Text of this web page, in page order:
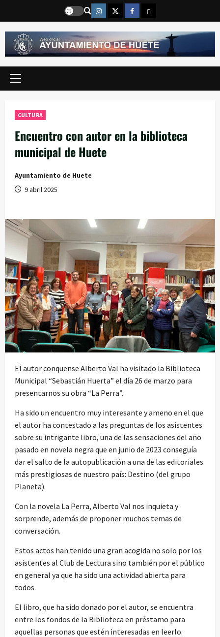
contenido
Instragram
TwitterFacebook
Email
Menú
CULTURA
Encuentro con autor en la biblioteca
municipal de Huete
Ayuntamiento de Huete
9 abril 2025
El autor conquense Alberto Val ha visitado la Biblioteca
Municipal “Sebastián Huerta” el día 26 de marzo para
presentarnos su obra “La Perra”.
Ha sido un encuentro muy interesante y ameno en el que
el autor ha contestado a las preguntas de los asistentes
sobre su intrigante libro, una de las sensaciones del año
pasado en novela negra que en junio de 2023 conseguía
dar el salto de la autopublicación a una de las editoriales
más prestigiosas de nuestro país: Destino (del grupo
Planeta).
Con la novela La Perra, Alberto Val nos inquieta y
sorprende, además de proponer muchos temas de
conversación.
Estos actos han tenido una gran acogida no solo por los
asistentes al Club de Lectura sino también por el público
en general ya que ha sido una actividad abierta para
todos.
El libro, que ha sido donado por el autor, se encuentra
entre los fondos de la Biblioteca en préstamo para
aquellas personas que estén interesadas en leerlo.